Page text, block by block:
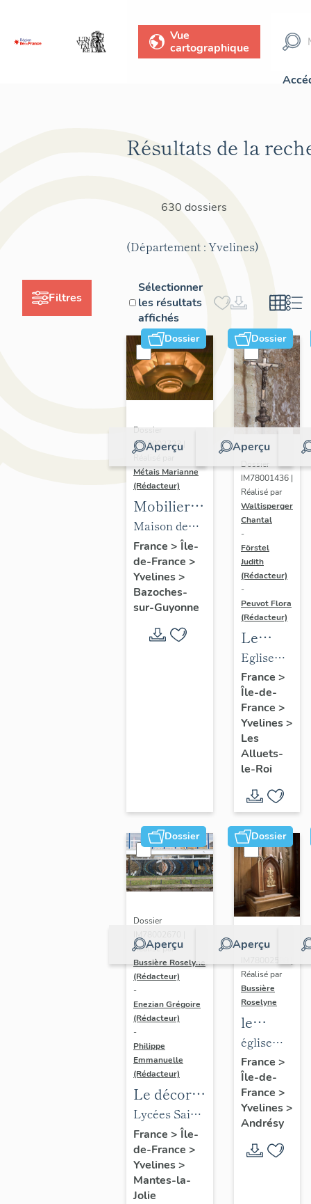
Vue
cartographique
Filtres
Résultats de la
630 dossiers
(Département : Yvelines)
Sélectionner
les résultats
affichés
Dossier
Aperçu
Dossier
IM78002723 |
Métais Marianne
(Rédacteur)
Mobilier
de la
maison
Louis
Carré
Maison de
villégiature
dite maison
Louis Carré
France > Île-
de-France >
Yvelines>
Bazoches-
sur-Guyonne
Dossier
Aperçu
Dossier
IM78001436 |
Réalisé par
Waltisperger
Chantal
-
Förstel
Judith
(Rédacteur)
-
Peuvot Flora
(Rédacteur)
Le
mobilier
de
l'église
Saint-
Nicolas
Eglise
paroissiale
Saint-
Nicolas
France >
Île-de-
France >
Yvelines>
Les
Alluets-
le-Roi
Dossier
Aperçu
Dossier
IM78002670 |
Réalisé par
Bussière Roselyne
(Rédacteur)
-
Enezian Grégoire
(Rédacteur)
-
Philippe
Emmanuelle
(Rédacteur)
Le décor
des lycées
de Mantes
Lycées Saint-
Exupéry et
Jean Rostand
France > Île-
de-France >
Yvelines>
Mantes-la-
Jolie
Dossier
Aperçu
Dossier
Réalisé par
Bussière
Roselyne
le
mobilier
de
l'église
Saint-
Germain-
de-
Paris
église
paroissiale
Saint-
Germain
France >
Île-de-
France >
Yvelines>
Andrésy